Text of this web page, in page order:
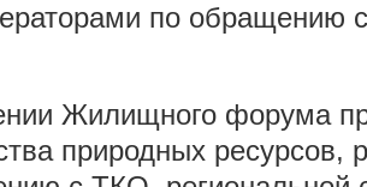
по обращению
Жилищного форума
природных ресурсов,